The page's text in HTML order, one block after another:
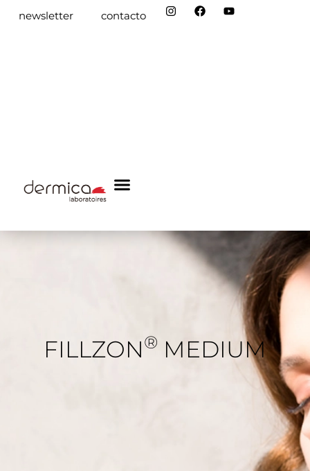
newsletter contacto
FILLZON® MEDIUM